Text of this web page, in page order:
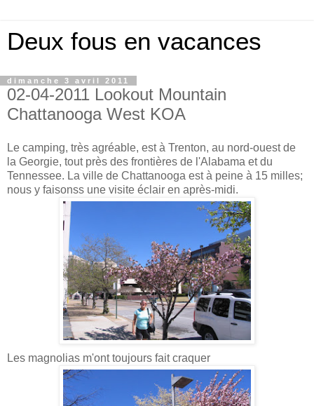
Deux fous en vacances
dimanche 3 avril 2011
02-04-2011 Lookout Mountain
Chattanooga West KOA
Le camping, très agréable, est à Trenton, au nord-ouest de
la Georgie, tout près des frontières de l'Alabama et du
Tennessee. La ville de Chattanooga est à peine à 15 milles;
nous y faisonss une visite éclair en après-midi.
Les magnolias m'ont toujours fait craquer